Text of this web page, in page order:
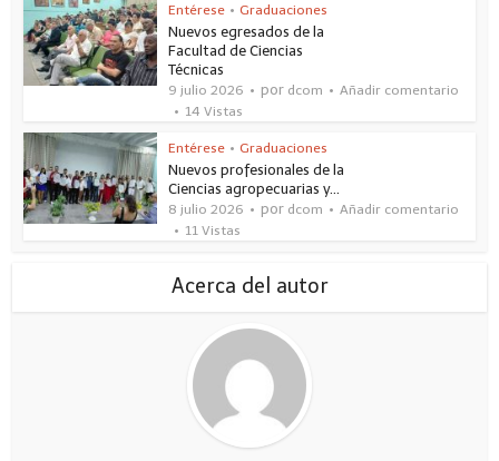
Entérese • Graduaciones
Nuevos egresados de la
Facultad de Ciencias
Técnicas
9 julio 2026 por dcom
Añadir comentario
14 Vistas
Entérese • Graduaciones
Nuevos profesionales de la
Ciencias agropecuarias y...
8 julio 2026 por dcom
Añadir comentario
11 Vistas
Acerca del autor